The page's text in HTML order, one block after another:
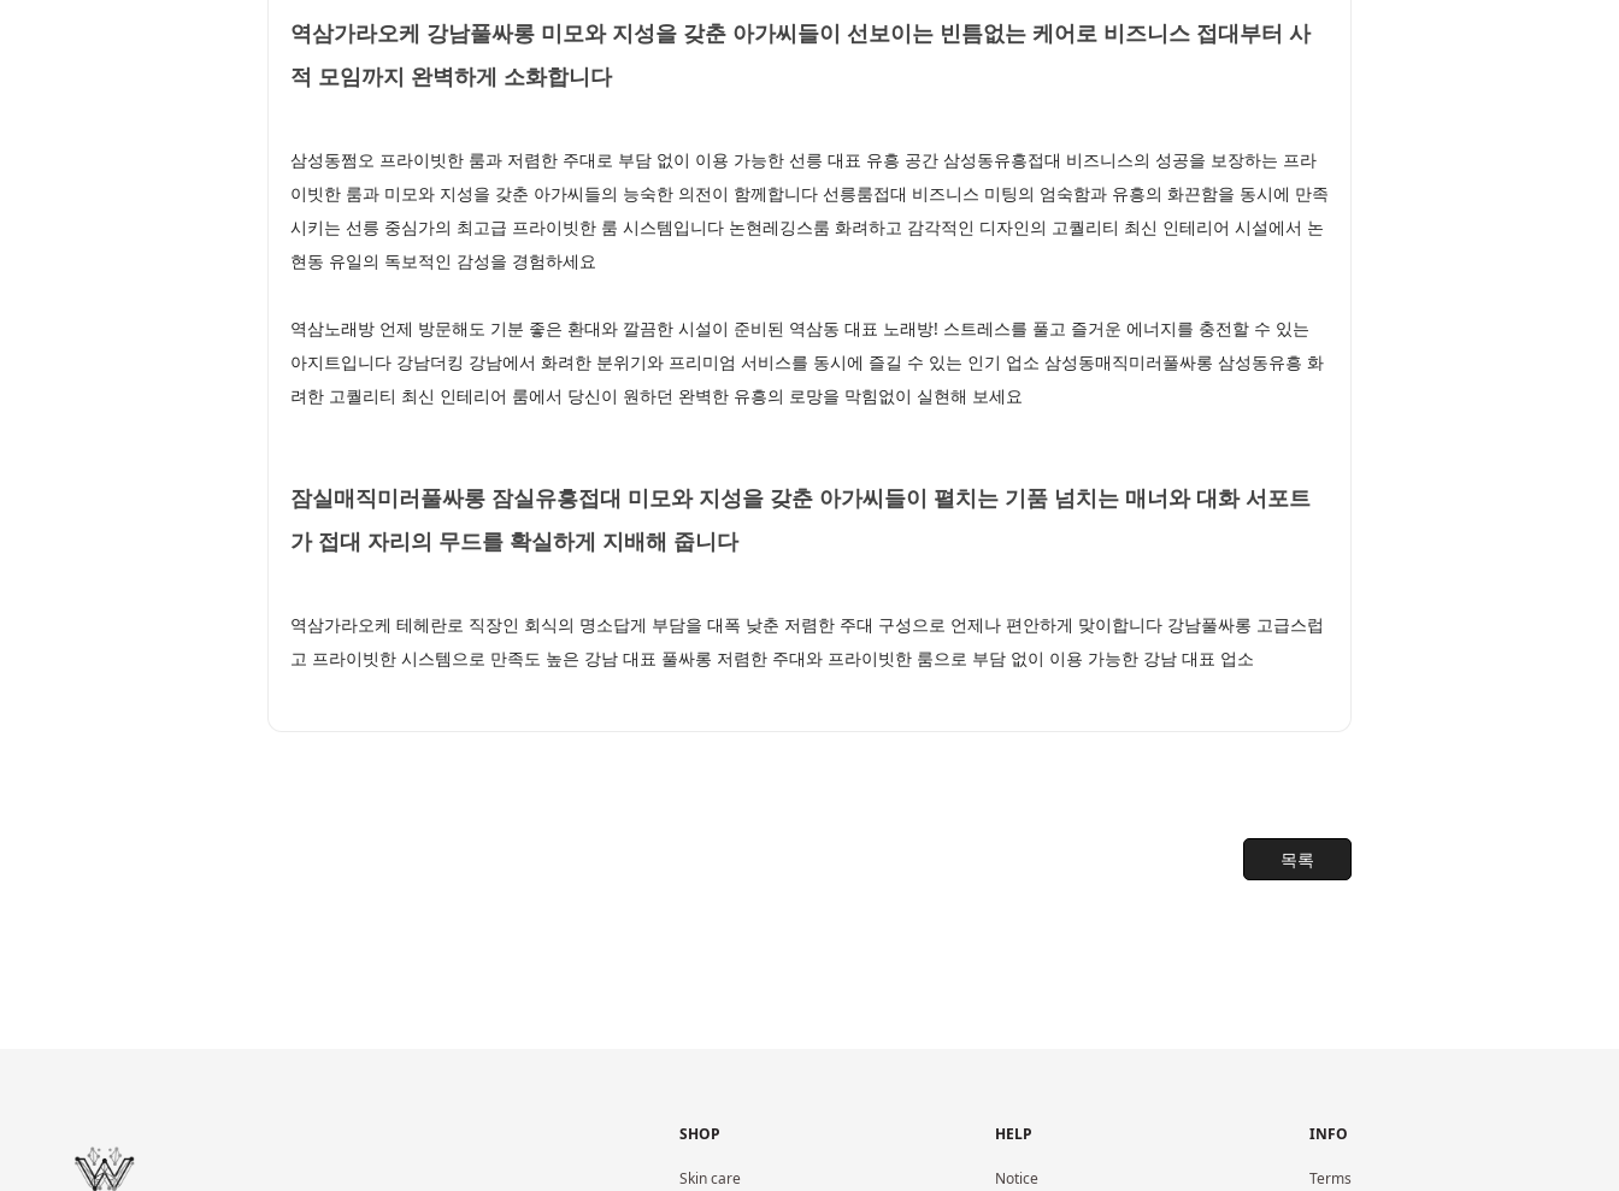
역삼가라오케 강남풀싸롱 미모와 지성을 갖춘 아가씨들이 선보이는 빈틈없는 케어로 비즈니스 접대부터 사
적 모임까지 완벽하게 소화합니다
삼성동쩜오 프라이빗한 룸과 저렴한 주대로 부담 없이 이용 가능한 선릉 대표 유흥 공간 삼성동유흥접대 비즈니스의 성공을 보장하는 프라
이빗한 룸과 미모와 지성을 갖춘 아가씨들의 능숙한 의전이 함께합니다 선릉룸접대 비즈니스 미팅의 엄숙함과 유흥의 화끈함을 동시에 만족
시키는 선릉 중심가의 최고급 프라이빗한 룸 시스템입니다 논현레깅스룸 화려하고 감각적인 디자인의 고퀄리티 최신 인테리어 시설에서 논
현동 유일의 독보적인 감성을 경험하세요
역삼노래방 언제 방문해도 기분 좋은 환대와 깔끔한 시설이 준비된 역삼동 대표 노래방! 스트레스를 풀고 즐거운 에너지를 충전할 수 있는
아지트입니다 강남더킹 강남에서 화려한 분위기와 프리미엄 서비스를 동시에 즐길 수 있는 인기 업소 삼성동매직미러풀싸롱 삼성동유흥 화
려한 고퀄리티 최신 인테리어 룸에서 당신이 원하던 완벽한 유흥의 로망을 막힘없이 실현해 보세요
잠실매직미러풀싸롱 잠실유흥접대 미모와 지성을 갖춘 아가씨들이 펼치는 기품 넘치는 매너와 대화 서포트
가 접대 자리의 무드를 확실하게 지배해 줍니다
역삼가라오케 테헤란로 직장인 회식의 명소답게 부담을 대폭 낮춘 저렴한 주대 구성으로 언제나 편안하게 맞이합니다 강남풀싸롱 고급스럽
고 프라이빗한 시스템으로 만족도 높은 강남 대표 풀싸롱 저렴한 주대와 프라이빗한 룸으로 부담 없이 이용 가능한 강남 대표 업소
목록
SHOP
Skin care
HELP
Notice
INFO
Terms